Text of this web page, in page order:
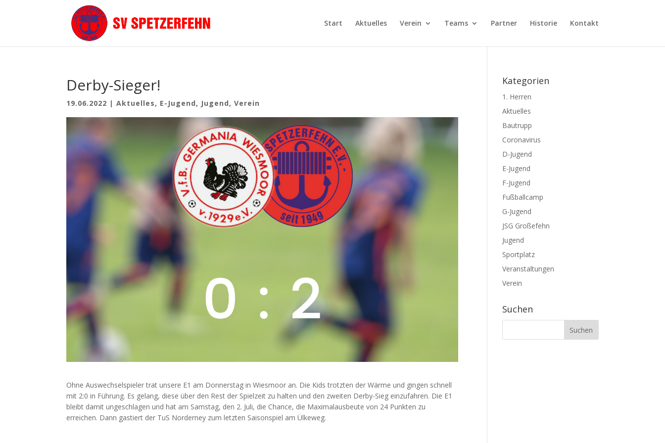
Start Aktuelles Verein Teams Partner Historie Kontakt
Derby-Sieger!
19.06.2022 |Aktuelles, E-Jugend, Jugend,Verein
Ohne Auswechselspieler trat unsere E1 am Donnerstag in Wiesmoor an. Die Kids trotzten der Wärme und gingen schnell
mit 2:0 in Führung. Es gelang, diese über den Rest der Spielzeit zu halten und den zweiten Derby-Sieg einzufahren. Die E1
bleibt damit ungeschlagen und hat am Samstag, den 2. Juli, die Chance, die Maximalausbeute von 24 Punkten zu
erreichen. Dann gastiert der TuS Norderney zum letzten Saisonspiel am Ülkeweg.
Kategorien
1. Herren
Aktuelles
Bautrupp
Coronavirus
D-Jugend
E-Jugend
F-Jugend
Fußballcamp
G-Jugend
JSG Großefehn
Jugend
Sportplatz
Veranstaltungen
Verein
Suchen